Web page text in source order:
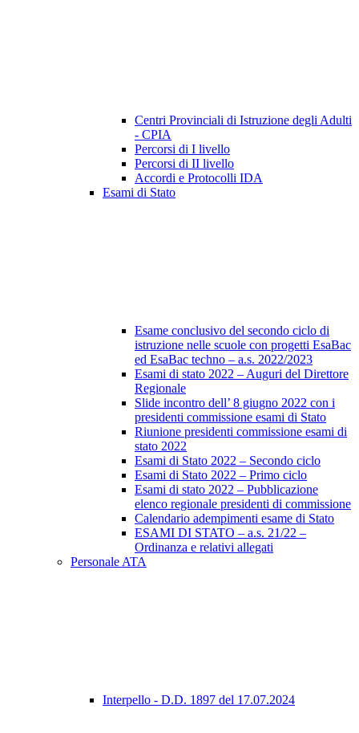
Centri Provinciali di Istruzione degli Adulti
- CPIA
Percorsi di I livello
Percorsi di II livello
Accordi e Protocolli IDA
Esami di Stato
Esame conclusivo del secondo ciclo di
istruzione nelle scuole con progetti EsaBac
ed EsaBac techno – a.s. 2022/2023
Esami di stato 2022 – Auguri del Direttore
Regionale
Slide incontro dell’ 8 giugno 2022 con i
presidenti commissione esami di Stato
Riunione presidenti commissione esami di
stato 2022
Esami di Stato 2022 – Secondo ciclo
Esami di Stato 2022 – Primo ciclo
Esami di stato 2022 – Pubblicazione
elenco regionale presidenti di commissione
Calendario adempimenti esame di Stato
ESAMI DI STATO – a.s. 21/22 –
Ordinanza e relativi allegati
Personale ATA
Interpello - D.D. 1897 del 17.07.2024